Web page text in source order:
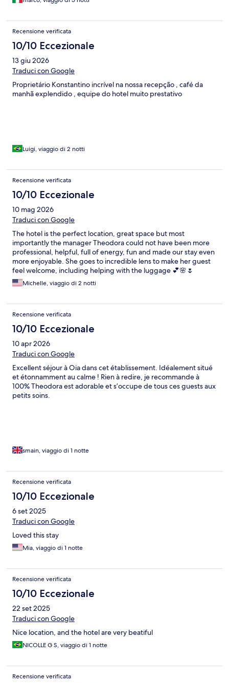
Recensione verificata
10/10 Eccezionale
13 giu 2026
Traduci con Google
Proprietário Konstantino incrível na nossa recepção , café da
manhã explendido , equipe do hotel muito prestativo
Luigi, viaggio di 2 notti
Recensione verificata
10/10 Eccezionale
10 mag 2026
Traduci con Google
The hotel is the perfect location, great space but most
importantly the manager Theodora could not have been more
professional, helpful, full of energy, fun and made our stay even
more enjoyable. She goes to incredible lens to make her guest
feel welcome, including helping with the luggage 💕🌸🌷
Michelle, viaggio di 2 notti
Recensione verificata
10/10 Eccezionale
10 apr 2026
Traduci con Google
Excellent séjour à Oia dans cet établissement. Idéalement situé
et étonnamment au calme ! Rien à redire, je recommande à
100% Theodora est adorable et s’occupe de tous ces guests aux
petits soins.
smain, viaggio di 1 notte
Recensione verificata
10/10 Eccezionale
6 set 2025
Traduci con Google
Loved this stay
Mia, viaggio di 1 notte
Recensione verificata
10/10 Eccezionale
22 set 2025
Traduci con Google
Nice location, and the hotel are very beatiful
NICOLLE G S, viaggio di 1 notte
Recensione verificata